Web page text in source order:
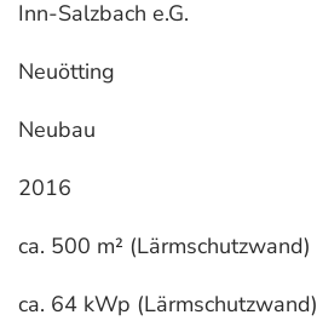
Inn-Salzbach e.G.
Neuötting
Neubau
2016
ca. 500 m² (Lärmschutzwand)
ca. 64 kWp (Lärmschutzwand)